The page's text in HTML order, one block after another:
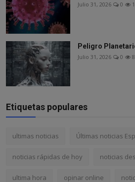
Julio 31, 2026 0
Peligro
Julio 31, 2026 0 8
Etiquetas populares
ultimas noticias Últimas noticias
noticias rápidas de hoy noticias
ultima hora opinar online